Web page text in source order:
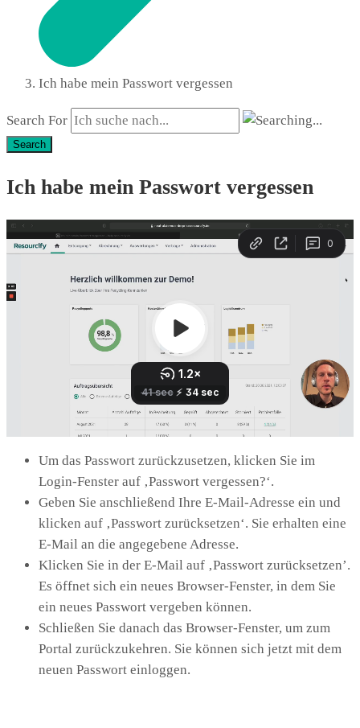
Ich habe mein Passwort vergessen
Search For
Search
Ich habe mein Passwort vergessen
Um das Passwort zurückzusetzen, klicken Sie im
Login-Fenster auf ‚Passwort vergessen?‘.
Geben Sie anschließend Ihre E-Mail-Adresse ein und
klicken auf ‚Passwort zurücksetzen‘. Sie erhalten eine
E-Mail an die angegebene Adresse.
Klicken Sie in der E-Mail auf ‚Passwort zurücksetzen’.
Es öffnet sich ein neues Browser-Fenster, in dem Sie
ein neues Passwort vergeben können.
Schließen Sie danach das Browser-Fenster, um zum
Portal zurückzukehren. Sie können sich jetzt mit dem
neuen Passwort einloggen.